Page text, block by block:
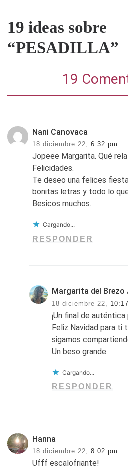
19 ideas sobre
“PESADILLA”
19
Nani Canovaca
18 diciembre 22, 6:32 pm
Jopeee Margarita. Qué
Felicidades.
Te deseo una felices
bonitas letras y todo lo
Besicos muchos.
Cargando...
RESPONDER
Margarita del Brezo
18 diciembre 22,
¡Un final de auténtica
Feliz Navidad para ti
sigamos
Un beso grande.
Cargando...
RESPONDER
Hanna
18 diciembre 22, 8:02 pm
Ufff escalofriante!